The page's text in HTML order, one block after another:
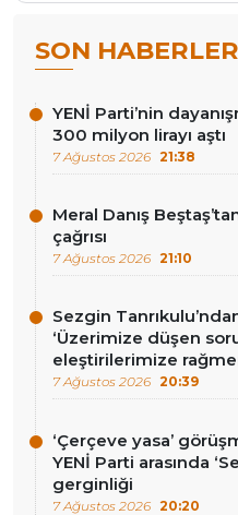
SON HABERLER
YENİ Parti’nin
300 milyon lirayı aştı
7 Ağustos 2026 21:38
Meral Danış
çağrısı
7 Ağustos 2026 21:10
Sezgin
‘Üzerimize düşen
eleştirilerimize
7 Ağustos 2026 20:39
‘Çerçeve yasa’
YENİ Parti arasında
gerginliği
7 Ağustos 2026 20:20